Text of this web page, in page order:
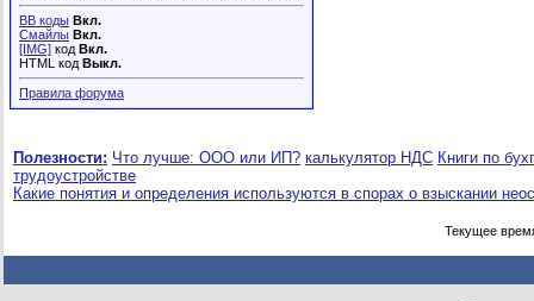
BB коды Вкл.
Смайлы Вкл.
[IMG] код Вкл.
HTML код Выкл.
Правила форума
Полезности: Что лучше: ООО или ИП? калькулятор НДС Книги по
трудоустройстве
Какие понятия и определения используются в спорах о взыскании
Текущее